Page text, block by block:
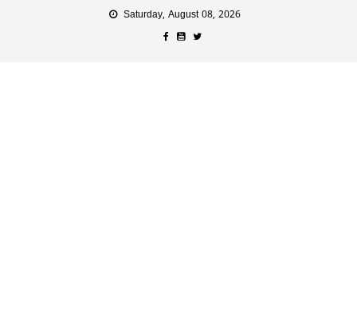
Saturday, August 08, 2026